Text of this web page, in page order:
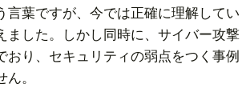
言葉ですが、今では正確に理解してい
ました。しかし同時に、サイバー攻撃
おり、セキュリティの弱点をつく事例
。